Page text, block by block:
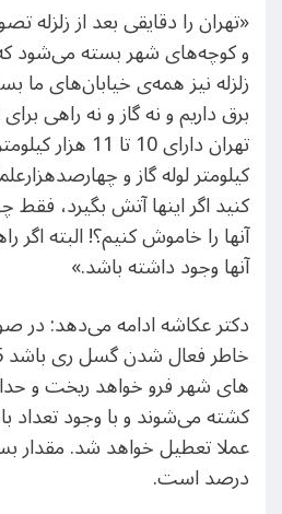
«تهران را دقایقی بعد از زلزله
و کوچه‌های شهر بسته می‌شود که
زلزله نیز همه‌ی خیابان‌های ما
برق داریم و نه گاز و نه راهی
تهران دارای 10
کیلومتر لوله گاز و
کنید اگر اینها آتش بگیرد،
آنها را خاموش کنیم؟! البته
آنها وجود داشته باشد.»
دکتر عکاشه ادامه می‌دهد: در
کشته می‌شوند و با وجود تعداد
درصد است.